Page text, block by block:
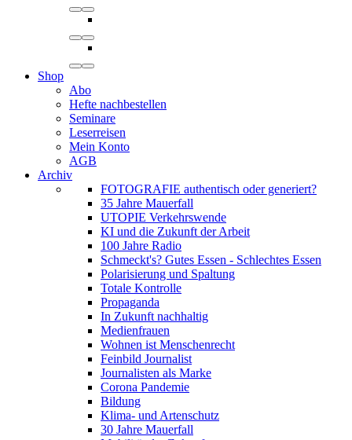
Shop
Abo
Hefte nachbestellen
Seminare
Leserreisen
Mein Konto
AGB
Archiv
FOTOGRAFIE authentisch oder generiert?
35 Jahre Mauerfall
UTOPIE Verkehrswende
KI und die Zukunft der Arbeit
100 Jahre Radio
Schmeckt's? Gutes Essen - Schlechtes Essen
Polarisierung und Spaltung
Totale Kontrolle
Propaganda
In Zukunft nachhaltig
Medienfrauen
Wohnen ist Menschenrecht
Feinbild Journalist
Journalisten als Marke
Corona Pandemie
Bildung
Klima- und Artenschutz
30 Jahre Mauerfall